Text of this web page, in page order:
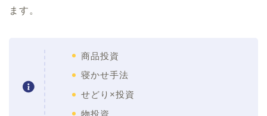
ます。
商品投資
寝かせ手法
せどり×投資
物投資